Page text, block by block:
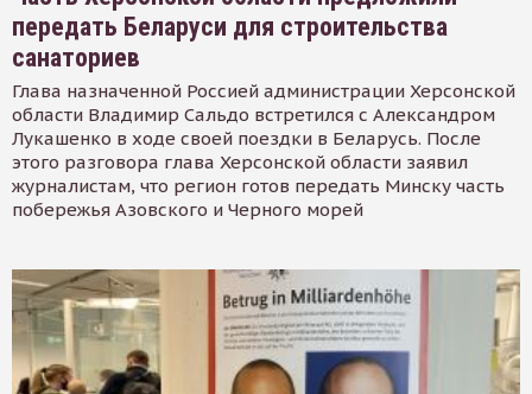
передать Беларуси для строительства
санаториев
Глава назначенной Россией администрации Херсонской
области Владимир Сальдо встретился с Александром
Лукашенко в ходе своей поездки в Беларусь. После
этого разговора глава Херсонской области заявил
журналистам, что регион готов передать Минску часть
побережья Азовского и Черного морей